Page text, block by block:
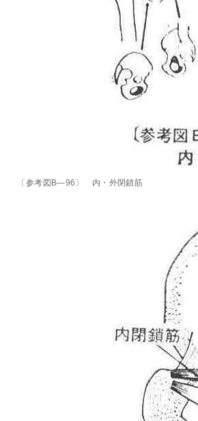
〔参考図B―96〕 内・外閉鎖筋